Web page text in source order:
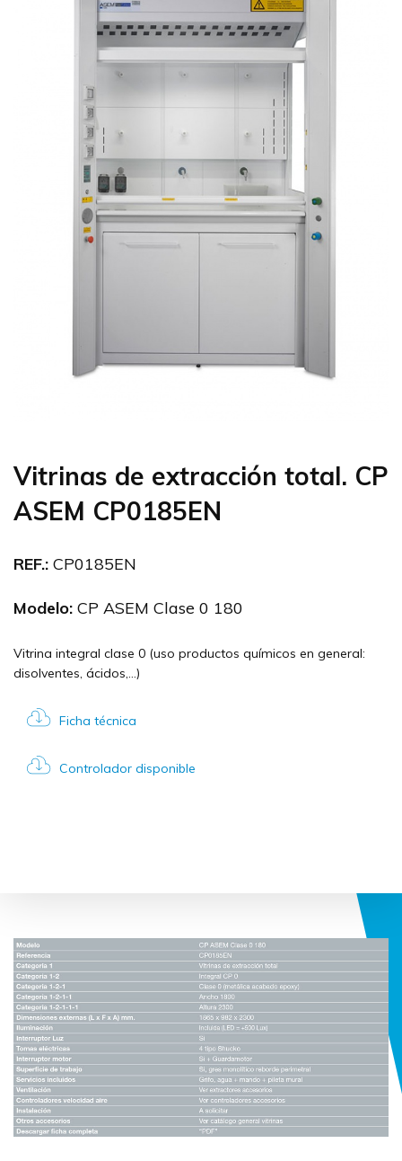
Vitrinas de extracción total. CP
ASEM CP0185EN
REF.: CP0185EN
Modelo: CP ASEM Clase 0 180
Vitrina integral clase 0 (uso productos químicos en general:
disolventes, ácidos,...)
Ficha técnica
Controlador disponible